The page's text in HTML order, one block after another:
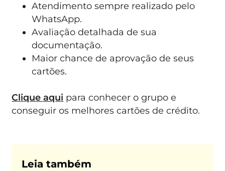
Atendimento sempre realizado pelo
WhatsApp.
Avaliação detalhada de sua
documentação.
Maior chance de aprovação de seus
cartões.
Clique aqui para conhecer o grupo e
conseguir os melhores cartões de crédito.
Leia também